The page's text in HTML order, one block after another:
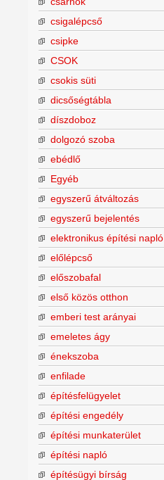
csigalépcső
csipke
CSOK
csokis süti
dicsőségtábla
díszdoboz
dolgozó szoba
ebédlő
Egyéb
egyszerű átváltozás
egyszerű bejelentés
elektronikus építési napló
előlépcső
előszobafal
első közös otthon
emberi test arányai
emeletes ágy
énekszoba
enfilade
építésfelügyelet
építési engedély
építési munkaterület
építési napló
építésügyi bírság